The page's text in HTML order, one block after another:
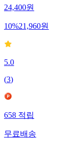
24,400원
10%21,960원
5.0
(3)
658적립
무료배송